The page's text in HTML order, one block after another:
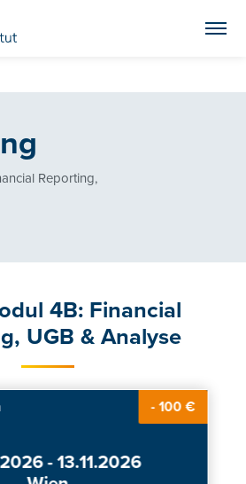
Reporting,
4B: Financial
UGB & Analyse
- 100 €
- 13.11.2026